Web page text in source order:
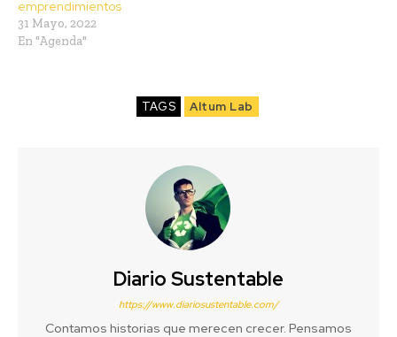
emprendimientos
31 Mayo, 2022
En "Agenda"
TAGS Altum Lab
Diario Sustentable
https://www.diariosustentable.com/
Contamos historias que merecen crecer. Pensamos